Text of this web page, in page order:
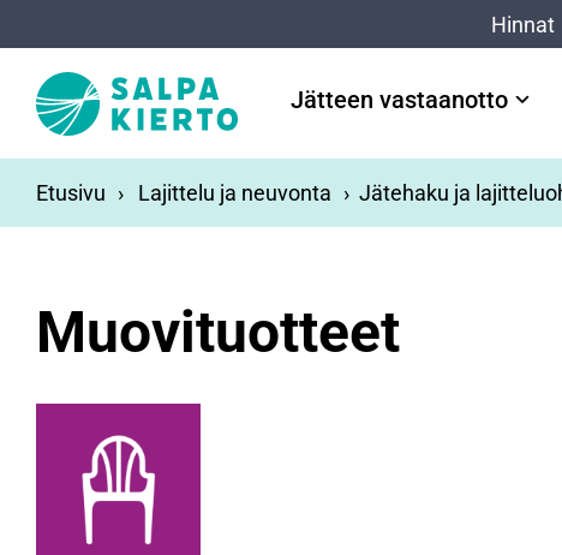
Hinnat
Jätteen vastaanotto
Etusivu Lajittelu ja neuvonta Jätehaku ja
Muovituotteet